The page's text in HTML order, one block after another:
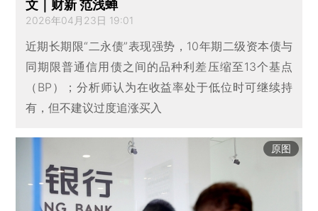
文｜财新 范浅蝉
2026年04月23日 19:01
近期长期限“二永债”表现强势，10年期二级资本债与
同期限普通信用债之间的品种利差压缩至13个基点
（BP）；分析师认为在收益率处于低位时可继续持
有，但不建议过度追涨买入
原图